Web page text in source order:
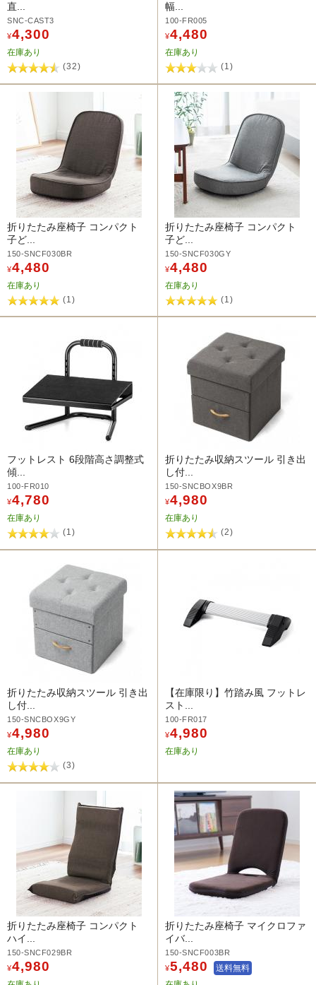
直...
SNC-CAST3
¥4,300
在庫あり
(32)
幅...
100-FR005
¥4,480
在庫あり
(1)
折りたたみ座椅子 コンパクト
子ど...
150-SNCF030BR
¥4,480
在庫あり
(1)
折りたたみ座椅子 コンパクト
子ど...
150-SNCF030GY
¥4,480
在庫あり
(1)
フットレスト 6段階高さ調整式
傾...
100-FR010
¥4,780
在庫あり
(1)
折りたたみ収納スツール 引き出
し付...
150-SNCBOX9BR
¥4,980
在庫あり
(2)
折りたたみ収納スツール 引き出
し付...
150-SNCBOX9GY
¥4,980
在庫あり
(3)
【在庫限り】竹踏み風 フットレ
スト...
100-FR017
¥4,980
在庫あり
折りたたみ座椅子 コンパクト
ハイ...
150-SNCF029BR
¥4,980
折りたたみ座椅子 マイクロファ
イバ...
150-SNCF003BR
¥5,480
送料無料